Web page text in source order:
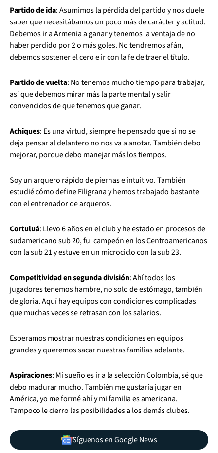
Partido de ida: Asumimos la pérdida del partido y nos duele
saber que necesitábamos un poco más de carácter y actitud.
Debemos ir a Armenia a ganar y tenemos la ventaja de no
haber perdido por 2 o más goles. No tendremos afán,
debemos sostener el cero e ir con la fe de traer el título.
Partido de vuelta: No tenemos mucho tiempo para trabajar,
así que debemos mirar más la parte mental y salir
convencidos de que tenemos que ganar.
Achiques: Es una virtud, siempre he pensado que si no se
deja pensar al delantero no nos va a anotar. También debo
mejorar, porque debo manejar más los tiempos.
Soy un arquero rápido de piernas e intuitivo. También
estudié cómo define Filigrana y hemos trabajado bastante
con el entrenador de arqueros.
Cortuluá: Llevo 6 años en el club y he estado en procesos de
sudamericano sub 20, fui campeón en los Centroamericanos
con la sub 21 y estuve en un microciclo con la sub 23.
Competitividad en segunda división: Ahí todos los
jugadores tenemos hambre, no solo de estómago, también
de gloria. Aquí hay equipos con condiciones complicadas
que muchas veces se retrasan con los salarios.
Esperamos mostrar nuestras condiciones en equipos
grandes y queremos sacar nuestras familias adelante.
Aspiraciones: Mi sueño es ir a la selección Colombia, sé que
debo madurar mucho. También me gustaría jugar en
América, yo me formé ahí y mi familia es americana.
Tampoco le cierro las posibilidades a los demás clubes.
Síguenos en Google News